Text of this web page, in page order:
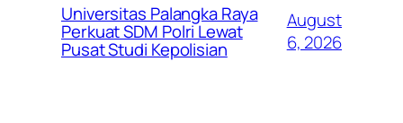
Universitas Palangka Raya
Perkuat SDM Polri Lewat
Pusat Studi Kepolisian
August
6, 2026